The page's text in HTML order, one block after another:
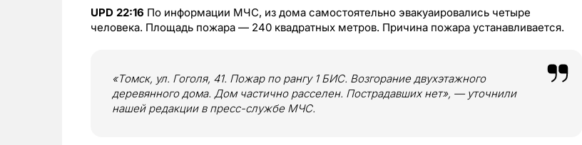
UPD 22:16 По информации МЧС, из дома самостоятельно эвакуаировались четыре
человека. Площадь пожара — 240 квадратных метров. Причина пожара устанавливается.
«Томск, ул. Гоголя, 41. Пожар по рангу 1 БИС. Возгорание двухэтажного
деревянного дома. Дом частично расселен. Пострадавших нет», — уточнили
нашей редакции в пресс-службе МЧС.